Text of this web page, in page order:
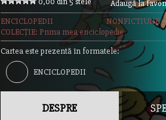
Adaugă la
ENCICLOPEDII
NONFICTIUNE
COLECȚIE: Prima mea enciclopedie
Cartea este prezentă în formatele:
ENCICLOPEDII
DESPRE